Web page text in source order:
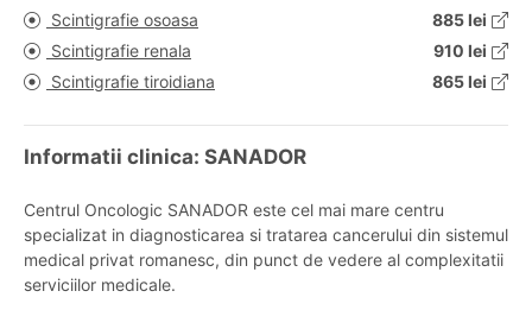
Scintigrafie osoasa
885 lei
Scintigrafie renala
910 lei
Scintigrafie tiroidiana
865 lei
Informatii clinica: SANADOR
Centrul Oncologic SANADOR este cel mai mare centru
specializat in diagnosticarea si tratarea cancerului din sistemul
medical privat romanesc, din punct de vedere al complexitatii
serviciilor medicale.